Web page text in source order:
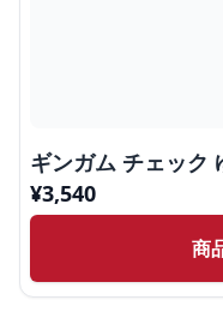
ギンガム チェック
¥3,540
商